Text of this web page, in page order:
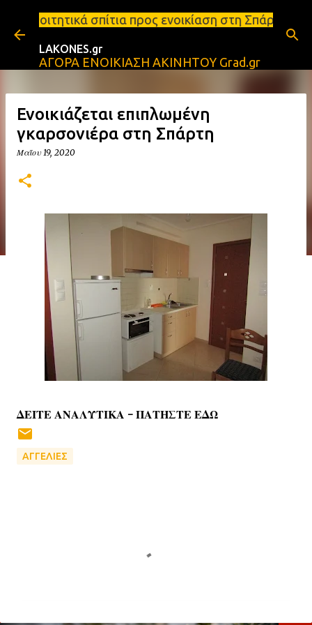
Μετάβαση στο κύριο περιεχόμενο
προς ενοικίαση στη Σπάρτη Ενοικιάσεις
LAKONES.gr
ΑΓΟΡΑ ΕΝΟΙΚΙΑΣΗ ΑΚΙΝΗΤΟΥ Grad.gr
Ενοικιάζεται επιπλωμένη
γκαρσονιέρα στη Σπάρτη
Μαΐου 19, 2020
ΔΕΙΤΕ ΑΝΑΛΥΤΙΚΑ - ΠΑΤΗΣΤΕ ΕΔΩ
ΑΓΓΕΛΙΕΣ